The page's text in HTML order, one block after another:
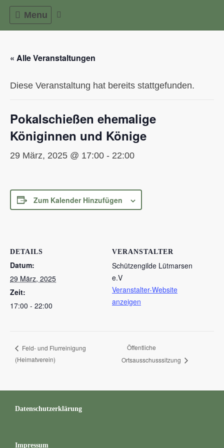
Skip
Menu
« Alle Veranstaltungen
Diese Veranstaltung hat bereits stattgefunden.
Pokalschießen ehemalige
Königinnen und Könige
29 März, 2025 @ 17:00 - 22:00
Zum Kalender Hinzufügen
DETAILS
Datum:
29 März, 2025
Zeit:
17:00 - 22:00
VERANSTALTER
Schützengilde Lütmarsen
e.V
Veranstalter-Website
anzeigen
Feld- und Flurreinigung
(Heimatverein)
Öffentliche
Ortsausschusssitzung
Datenschutzerklärung
Impressum